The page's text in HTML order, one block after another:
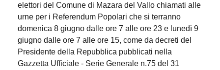
elettori del Comune di Mazara del Vallo chiamati alle
urne per i Referendum Popolari che si terranno
domenica 8 giugno dalle ore 7 alle ore 23 e lunedì 9
giugno dalle ore 7 alle ore 15, come da decreti del
Presidente della Repubblica pubblicati nella
Gazzetta Ufficiale - Serie Generale n.75 del 31